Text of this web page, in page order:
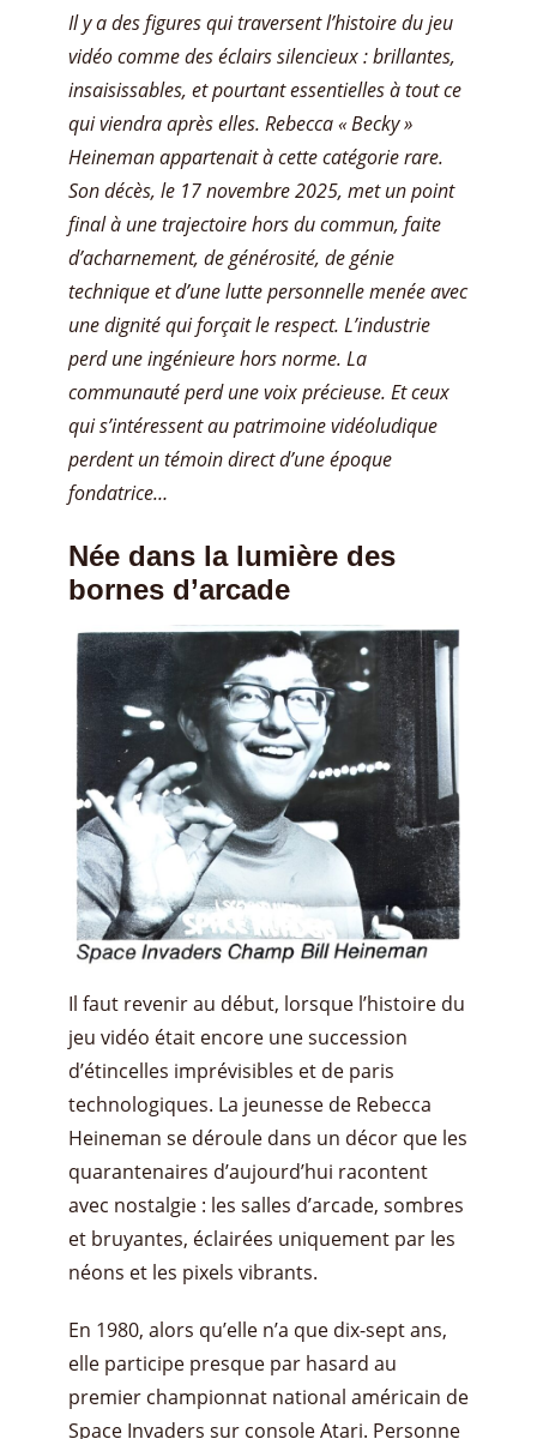
Il y a des figures qui traversent l’histoire du jeu
vidéo comme des éclairs silencieux : brillantes,
insaisissables, et pourtant essentielles à tout ce
qui viendra après elles. Rebecca « Becky »
Heineman appartenait à cette catégorie rare.
Son décès, le 17 novembre 2025, met un point
final à une trajectoire hors du commun, faite
d’acharnement, de générosité, de génie
technique et d’une lutte personnelle menée avec
une dignité qui forçait le respect. L’industrie
perd une ingénieure hors norme. La
communauté perd une voix précieuse. Et ceux
qui s’intéressent au patrimoine vidéoludique
perdent un témoin direct d’une époque
fondatrice…
Née dans la lumière des
bornes d’arcade
Il faut revenir au début, lorsque l’histoire du
jeu vidéo était encore une succession
d’étincelles imprévisibles et de paris
technologiques. La jeunesse de Rebecca
Heineman se déroule dans un décor que les
quarantenaires d’aujourd’hui racontent
avec nostalgie : les salles d’arcade, sombres
et bruyantes, éclairées uniquement par les
néons et les pixels vibrants.
En 1980, alors qu’elle n’a que dix-sept ans,
elle participe presque par hasard au
premier championnat national américain de
Space Invaders sur console Atari. Personne